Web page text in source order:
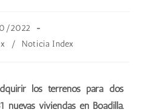
2022
/ Noticia Index
los terrenos para dos
nuevas viviendas en Boadilla.